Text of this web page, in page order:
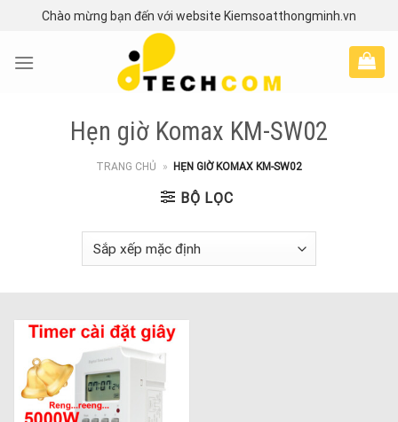
content
Chào mừng bạn đến với website Kiemsoatthongminh.vn
Hẹn giờ Komax KM-SW02
TRANG CHỦ » HẸN GIỜ KOMAX KM-SW02
BỘ LỌC